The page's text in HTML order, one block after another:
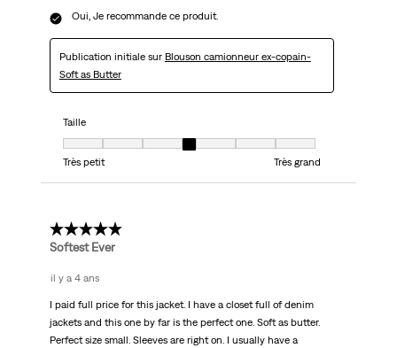
Oui, Je recommande ce produit.
Publication initiale sur Blouson camionneur ex-copain-
Soft as Butter
Taille
Taille, 4 sur 7, où 1 est égal à Très petit et 7 est égal à Très grand
Très petit
Très grand
5 étoile(s) sur 5.
Softest Ever
il y a 4 ans
I paid full price for this jacket. I have a closet full of denim
jackets and this one by far is the perfect one. Soft as butter.
Perfect size small. Sleeves are right on. I usually have a